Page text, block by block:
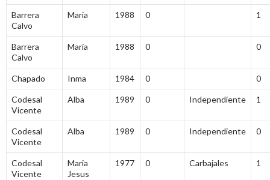
Barrera
Calvo
Maria 1988 0 1
Barrera
Calvo
Maria 1988 0 0
Chapado Inma 1984 0 0
Codesal
Vicente
Alba 1989 0 Independiente 1
Codesal
Vicente
Alba 1989 0 Independiente 0
Codesal
Vicente
Maria
Jesus
1977 0 Carbajales 1